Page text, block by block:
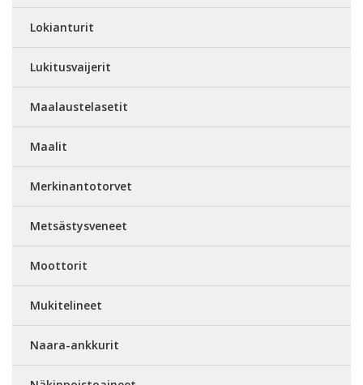
Lokianturit
Lukitusvaijerit
Maalaustelasetit
Maalit
Merkinantotorvet
Metsästysveneet
Moottorit
Mukitelineet
Naara-ankkurit